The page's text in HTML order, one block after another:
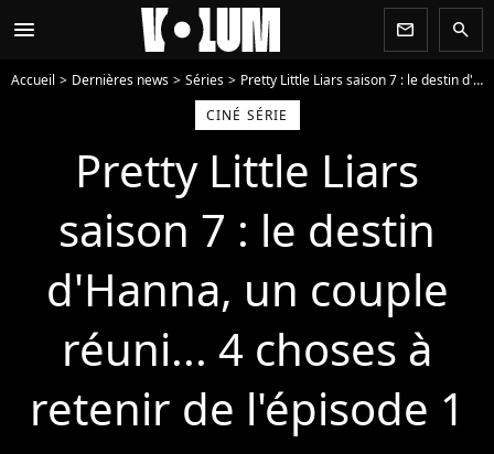
menu newsletter search
Accueil Dernières news Séries
Pretty Little Liars saison 7 : le destin d'Hanna, un couple réuni... 4 choses à retenir de l'épisode 1
CINÉ SÉRIE
Pretty Little Liars
saison 7 : le destin
d'Hanna, un couple
réuni... 4 choses à
retenir de l'épisode 1